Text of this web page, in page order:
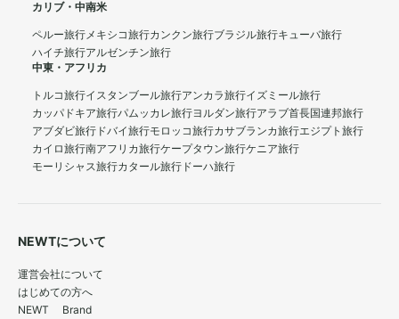
カリブ・中南米
ペルー旅行メキシコ旅行カンクン旅行ブラジル旅行キューバ旅行
ハイチ旅行アルゼンチン旅行
中東・アフリカ
トルコ旅行イスタンブール旅行アンカラ旅行イズミール旅行
カッパドキア旅行パムッカレ旅行ヨルダン旅行アラブ首長国連邦旅行
アブダビ旅行 ドバイ旅行モロッコ旅行カサブランカ旅行エジプト旅行
カイロ旅行南アフリカ旅行ケープタウン旅行ケニア旅行
モーリシャス旅行カタール旅行 ドーハ旅行
NEWTについて
運営会社について
はじめての方へ
NEWT Brand